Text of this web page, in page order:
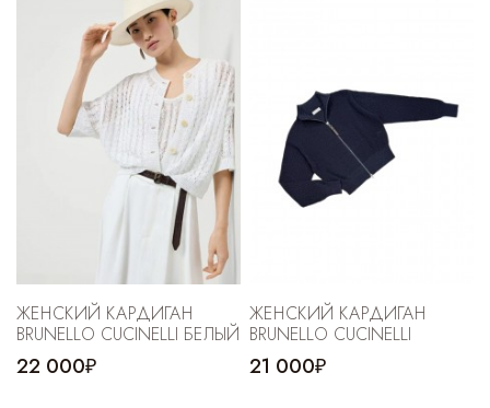
ЖЕНСКИЙ КАРДИГАН
BRUNELLO CUCINELLI БЕЛЫЙ
22 000₽
ЖЕНСКИЙ КАРДИГАН
BRUNELLO CUCINELLI
21 000₽
Cпортивные брюки
Комбинезоны